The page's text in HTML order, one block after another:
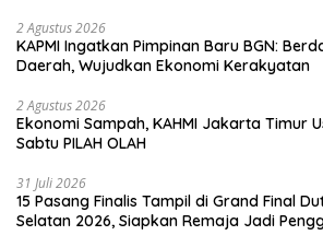
2 Agustus 2026
KAPMI Ingatkan Pimpinan Baru BGN:
Daerah, Wujudkan Ekonomi Kerakyatan
2 Agustus 2026
Ekonomi Sampah, KAHMI Jakarta Timur
Sabtu PILAH OLAH
31 Juli 2026
15 Pasang Finalis Tampil di Grand Final
Selatan 2026, Siapkan Remaja Jadi